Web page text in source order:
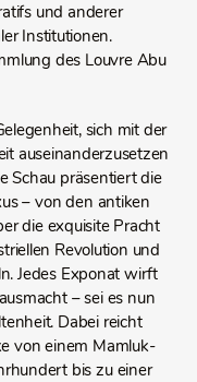
und anderer
Institutionen.
des Louvre Abu
sich mit der
auseinanderzusetzen
Schau präsentiert die
– von den antiken
die exquisite Pracht
Revolution und
Jedes Exponat wirft
– sei es nun
Dabei reicht
von einem Mamluk-
bis zu einer